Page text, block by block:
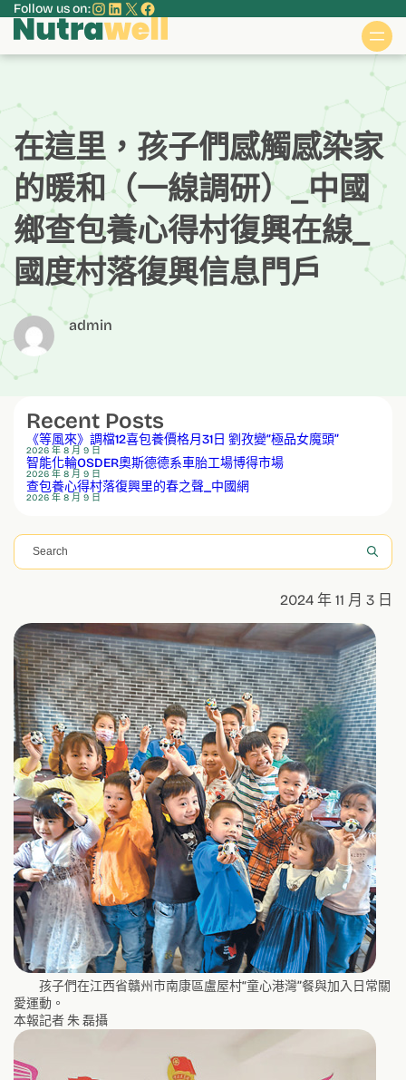
主
Follow us on:Instagram
LinkedIn
XFacebook
在這里，孩子們感觸感染家
的暖和（一線調研）_中國
鄉查包養心得村復興在線_
國度村落復興信息門戶
admin
2024 年 11 月 3 日
孩子們在江西省贛州市南康區盧屋村“童心港灣”餐與加入日常關
愛運動。
本報記者 朱 磊攝
搜
尋
Recent Posts
《等風來》調檔12喜包養價格月31日 劉孜變“極品女魔頭”
2026 年 8 月 9 日
智能化輪OSDER奧斯德德系車胎工場博得市場
2026 年 8 月 9 日
查包養心得村落復興里的春之聲_中國網
2026 年 8 月 9 日